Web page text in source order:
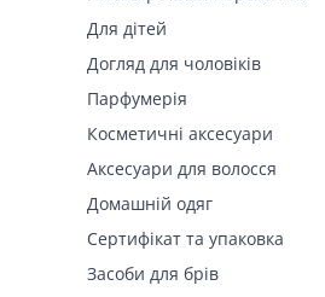
Для дітей
Догляд для чоловіків
Парфумерія
Косметичні аксесуари
Аксесуари для волосся
Домашній одяг
Сертифікат та упаковка
Засоби для брів